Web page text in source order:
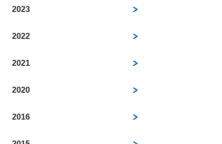
2023
2022
2021
2020
2016